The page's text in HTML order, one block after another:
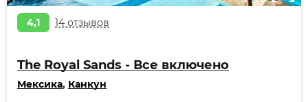
4,1 14 отзывов
The Royal Sands - Все включено
Мексика, Канкун